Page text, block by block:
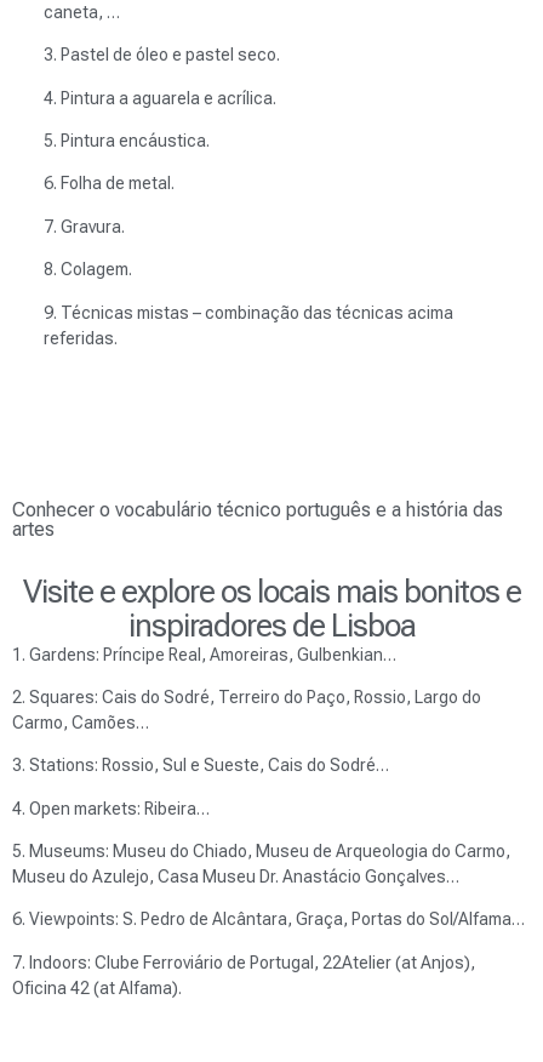
caneta, …
3. Pastel de óleo e pastel seco.
4. Pintura a aguarela e acrílica.
5. Pintura encáustica.
6. Folha de metal.
7. Gravura.
8. Colagem.
9. Técnicas mistas – combinação das técnicas acima
referidas.
Conhecer o vocabulário técnico português e a história das
artes
Visite e explore os locais mais bonitos e
inspiradores de Lisboa
1. Gardens: Príncipe Real, Amoreiras, Gulbenkian…
2. Squares: Cais do Sodré, Terreiro do Paço, Rossio, Largo do
Carmo, Camões…
3. Stations: Rossio, Sul e Sueste, Cais do Sodré…
4. Open markets: Ribeira…
5. Museums: Museu do Chiado, Museu de Arqueologia do Carmo,
Museu do Azulejo, Casa Museu Dr. Anastácio Gonçalves…
6. Viewpoints: S. Pedro de Alcântara, Graça, Portas do Sol/Alfama…
7. Indoors: Clube Ferroviário de Portugal, 22Atelier (at Anjos),
Oficina 42 (at Alfama).